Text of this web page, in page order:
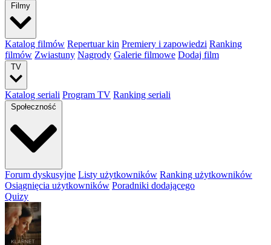
Filmy
Katalog filmów Repertuar kin Premiery i zapowiedzi Ranking
filmów Zwiastuny Nagrody Galerie filmowe Dodaj film
TV
Katalog seriali Program TV Ranking seriali
Społeczność
Forum dyskusyjne Listy użytkowników Ranking użytkowników
Osiągnięcia użytkowników Poradniki dodającego
Quizy